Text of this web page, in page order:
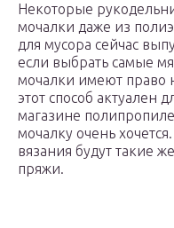
Некоторые
мочалки даже из
для мусора сейчас
если выбрать самые
мочалки имеют право
этот способ актуален
магазине
мочалку очень
вязания будут такие
пряжи.